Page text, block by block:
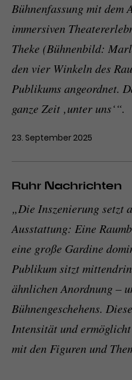
Bühnenfassung mit dem
immersiven
Theke (Bühnenbild:
den vier Winkeln des
Publikums angeordnet.
ganze Zeit ‚unter uns‘“.
23. September 2025
Ruhr Nachrichten
„Die Inszenierung setzt
Ausstattung: Eine
eine große Gardine
Publikum sitzt
ähnlichen Anordnung –
Bühnengeschehens.
Intensität und
mit den Figuren und